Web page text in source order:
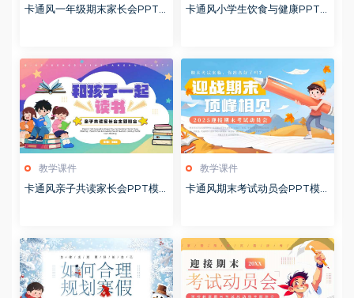
卡通风一年级期末家长会PPT
卡通风小学生饮食与健康PPT
教学课件
卡通风亲子共读家长会PPT模
教学课件
卡通风期末考试动员会PPT模